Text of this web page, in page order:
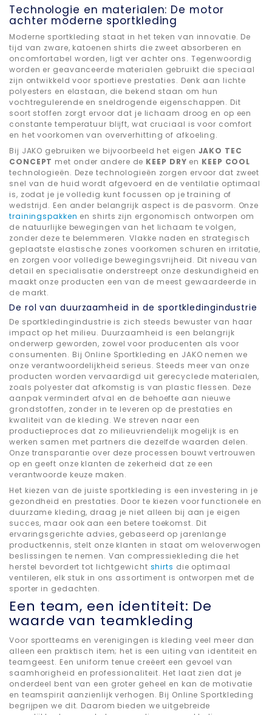
Technologie en materialen: De motor
achter moderne sportkleding
Moderne sportkleding staat in het teken van innovatie. De
tijd van zware, katoenen shirts die zweet absorberen en
oncomfortabel worden, ligt ver achter ons. Tegenwoordig
worden er geavanceerde materialen gebruikt die speciaal
zijn ontwikkeld voor sportieve prestaties. Denk aan lichte
polyesters en elastaan, die bekend staan om hun
vochtregulerende en sneldrogende eigenschappen. Dit
soort stoffen zorgt ervoor dat je lichaam droog en op een
constante temperatuur blijft, wat cruciaal is voor comfort
en het voorkomen van oververhitting of afkoeling.
Bij JAKO gebruiken we bijvoorbeeld het eigen JAKO TEC
CONCEPT met onder andere de KEEP DRY en KEEP COOL
technologieën. Deze technologieën zorgen ervoor dat zweet
snel van de huid wordt afgevoerd en de ventilatie optimaal
is, zodat je je volledig kunt focussen op je training of
wedstrijd. Een ander belangrijk aspect is de pasvorm. Onze
trainingspakken en shirts zijn ergonomisch ontworpen om
de natuurlijke bewegingen van het lichaam te volgen,
zonder deze te belemmeren. Vlakke naden en strategisch
geplaatste elastische zones voorkomen schuren en irritatie,
en zorgen voor volledige bewegingsvrijheid. Dit niveau van
detail en specialisatie onderstreept onze deskundigheid en
maakt onze producten een van de meest gewaardeerde in
de markt.
De rol van duurzaamheid in de sportkledingindustrie
De sportkledingindustrie is zich steeds bewuster van haar
impact op het milieu. Duurzaamheid is een belangrijk
onderwerp geworden, zowel voor producenten als voor
consumenten. Bij Online Sportkleding en JAKO nemen we
onze verantwoordelijkheid serieus. Steeds meer van onze
producten worden vervaardigd uit gerecyclede materialen,
zoals polyester dat afkomstig is van plastic flessen. Deze
aanpak vermindert afval en de behoefte aan nieuwe
grondstoffen, zonder in te leveren op de prestaties en
kwaliteit van de kleding. We streven naar een
productieproces dat zo milieuvriendelijk mogelijk is en
werken samen met partners die dezelfde waarden delen.
Onze transparantie over deze processen bouwt vertrouwen
op en geeft onze klanten de zekerheid dat ze een
verantwoorde keuze maken.
Het kiezen van de juiste sportkleding is een investering in je
gezondheid en prestaties. Door te kiezen voor functionele en
duurzame kleding, draag je niet alleen bij aan je eigen
succes, maar ook aan een betere toekomst. Dit
ervaringsgerichte advies, gebaseerd op jarenlange
productkennis, stelt onze klanten in staat om weloverwogen
beslissingen te nemen. Van compressiekleding die het
herstel bevordert tot lichtgewicht shirts die optimaal
ventileren, elk stuk in ons assortiment is ontworpen met de
sporter in gedachten.
Een team, een identiteit: De
waarde van teamkleding
Voor sportteams en verenigingen is kleding veel meer dan
alleen een praktisch item; het is een uiting van identiteit en
teamgeest. Een uniform tenue creëert een gevoel van
saamhorigheid en professionaliteit. Het laat zien dat je
onderdeel bent van een groter geheel en kan de motivatie
en teamspirit aanzienlijk verhogen. Bij Online Sportkleding
begrijpen we dit. Daarom bieden we uitgebreide